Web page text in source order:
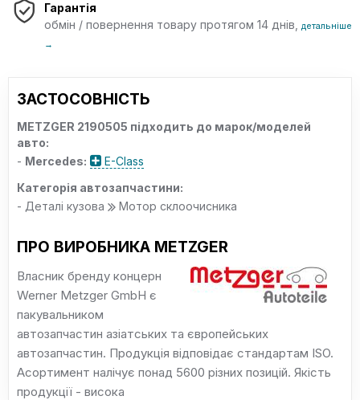
Гарантія
обмін / повернення товару протягом 14 днів,
детальніше
→
ЗАСТОСОВНІСТЬ
METZGER 2190505 підходить до марок/моделей
авто:
- Mercedes:
E-Class
Категорія автозапчастини:
- Деталі кузова
Мотор склоочисника
ПРО ВИРОБНИКА METZGER
Власник бренду концерн
Werner Metzger GmbH є
пакувальником
автозапчастин азіатських та європейських
автозапчастин. Продукція відповідає стандартам ISO.
Асортимент налічує понад 5600 різних позицій. Якість
продукції - висока